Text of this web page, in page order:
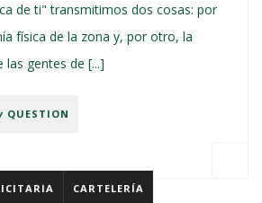
de ti" transmitimos dos cosas: por
física de la zona y, por otro, la
las gentes de [...]
QUESTION
CARTELERÍA